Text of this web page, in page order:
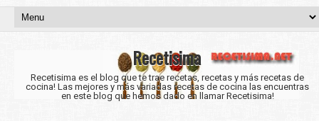
Recetisima
Recetisima es el blog que te trae recetas, recetas y más recetas de
cocina! Las mejores y más variadas recetas de cocina las encuentras
en este blog que hemos dado en llamar Recetisima!